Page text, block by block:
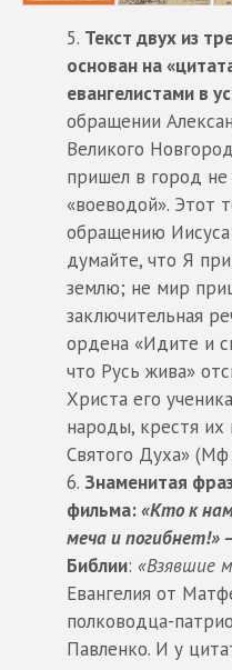
Текст двух из
основан на
евангелистами в
обращении
Великого
пришел в город
«воеводой». Этот
обращению
думайте, что Я
землю; не мир
заключительная
ордена «Идите и
что Русь жива»
Христа его
народы, крестя
Святого Духа» (Мф
Знаменитая
фильма:«Кто к
меча и погибнет!»
Библии: «Взявшие
Евангелия от
полководца-
Павленко. И у